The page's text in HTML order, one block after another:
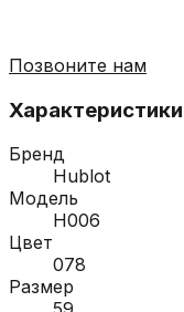
Позвоните нам
Характеристики
Бренд
Hublot
Модель
H006
Цвет
078
Размер